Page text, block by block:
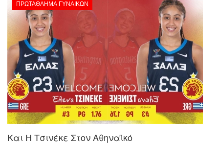
ΠΡΩΤΆΘΛΗΜΑ ΓΥΝΑΙΚΏΝ
Και Η Τσινέκε Στον Αθηναϊκό